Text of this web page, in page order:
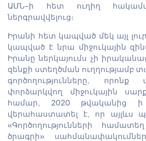
ԱՄՆ-ի հետ ուղիղ
ներգրավվելուց։
Իրանի հետ կապված մեկ այլ
կապված է նրա միջուկային
Իրանը ներկայումս չի
զենքի ստեղծման ուղղությամբ
գործողությունները,
փորձարկվող միջուկային
համար, 2020 թվականից
վերահաստատել է, որ այլևս
«Գործողությունների
ծրագրի»